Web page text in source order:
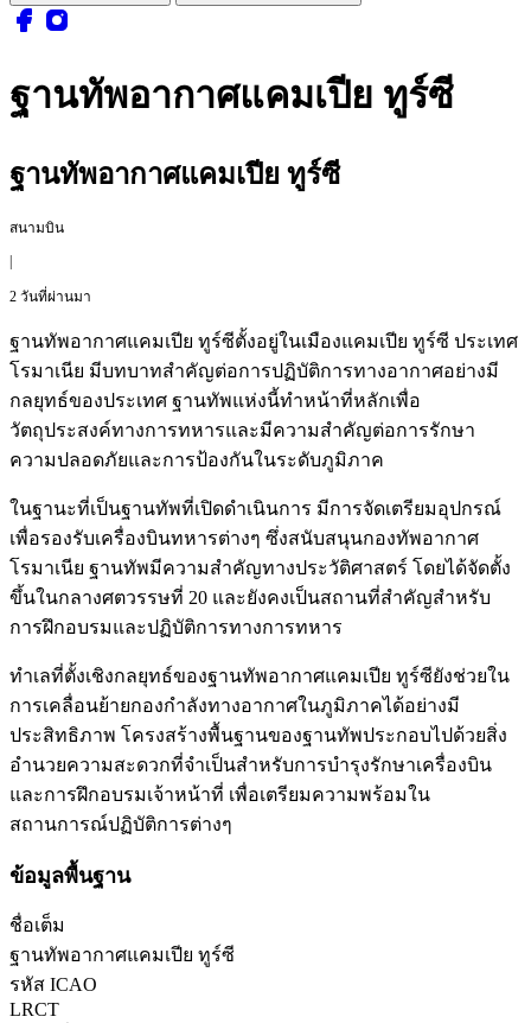
ฐานทัพอากาศแคมเปีย ทูร์ซี
ฐานทัพอากาศแคมเปีย ทูร์ซี
สนามบิน
|
2 วันที่ผ่านมา
ฐานทัพอากาศแคมเปีย ทูร์ซีตั้งอยู่ในเมืองแคมเปีย ทูร์ซี ประเทศ
โรมาเนีย มีบทบาทสำคัญต่อการปฏิบัติการทางอากาศอย่างมี
กลยุทธ์ของประเทศ ฐานทัพแห่งนี้ทำหน้าที่หลักเพื่อ
วัตถุประสงค์ทางการทหารและมีความสำคัญต่อการรักษา
ความปลอดภัยและการป้องกันในระดับภูมิภาค
ในฐานะที่เป็นฐานทัพที่เปิดดำเนินการ มีการจัดเตรียมอุปกรณ์
เพื่อรองรับเครื่องบินทหารต่างๆ ซึ่งสนับสนุนกองทัพอากาศ
โรมาเนีย ฐานทัพมีความสำคัญทางประวัติศาสตร์ โดยได้จัดตั้ง
ขึ้นในกลางศตวรรษที่ 20 และยังคงเป็นสถานที่สำคัญสำหรับ
การฝึกอบรมและปฏิบัติการทางการทหาร
ทำเลที่ตั้งเชิงกลยุทธ์ของฐานทัพอากาศแคมเปีย ทูร์ซียังช่วยใน
การเคลื่อนย้ายกองกำลังทางอากาศในภูมิภาคได้อย่างมี
ประสิทธิภาพ โครงสร้างพื้นฐานของฐานทัพประกอบไปด้วยสิ่ง
อำนวยความสะดวกที่จำเป็นสำหรับการบำรุงรักษาเครื่องบิน
และการฝึกอบรมเจ้าหน้าที่ เพื่อเตรียมความพร้อมใน
สถานการณ์ปฏิบัติการต่างๆ
ข้อมูลพื้นฐาน
ชื่อเต็ม
ฐานทัพอากาศแคมเปีย ทูร์ซี
รหัส ICAO
LRCT